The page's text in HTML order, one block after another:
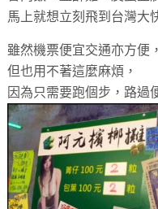
馬上就想立刻飛到台灣大
雖然機票便宜交通亦方便，
但也用不著這麼麻煩，
因為只需要跑個步，路過